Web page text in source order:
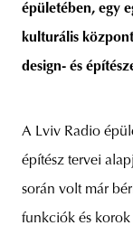
épületében, egy
kulturális
design- és
A Lviv Radio
építész tervei
során volt már
funkciók és